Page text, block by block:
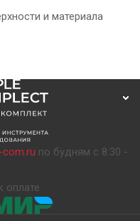
и материала
по будням с 8:30 -
оплате